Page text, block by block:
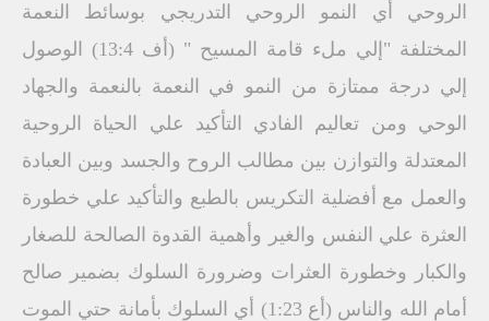
الروحي أي النمو الروحي التدريجي بوسائط النعمة
المختلفة "إلي ملء قامة المسيح " (أف 13:4) الوصول
إلي درجة ممتازة من النمو في النعمة بالنعمة والجهاد
الوحي ومن تعاليم الفادي التأكيد علي الحياة الروحية
المعتدلة والتوازن بين مطالب الروح والجسد وبين العبادة
والعمل مع أفضلية التكريس بالطبع والتأكيد علي خطورة
العثرة علي النفس والغير وأهمية القدوة الصالحة للصغار
والكبار وخطورة العثرات وضرورة السلوك بضمير صالح
أمام الله والناس (أع 1:23) أي السلوك بأمانة حتي الموت